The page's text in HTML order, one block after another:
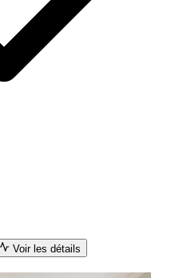
Voir les détails